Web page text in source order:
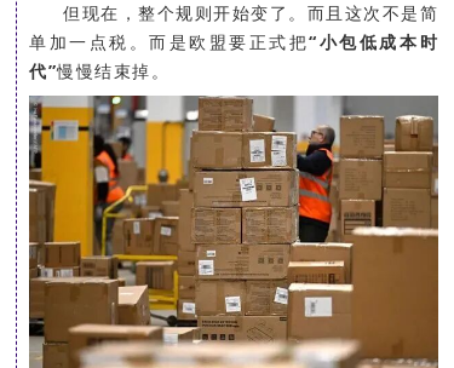
科
但现在，整个规则开始变了。而且这次不是简
单加一点税。而是欧盟要正式把“小包低成本时
代”慢慢结束掉。